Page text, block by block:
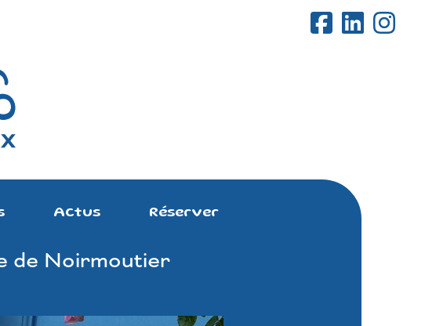
Actus Réserver
de Noirmoutier